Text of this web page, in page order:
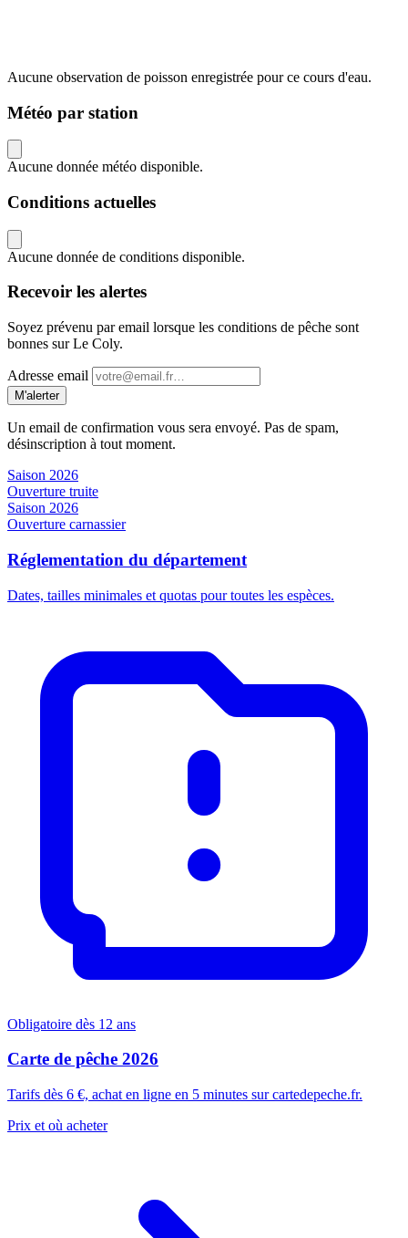
Aucune observation de poisson enregistrée pour ce cours d'eau.
Météo par station
Aucune donnée météo disponible.
Conditions actuelles
Aucune donnée de conditions disponible.
Recevoir les alertes
Soyez prévenu par email lorsque les conditions de pêche sont
bonnes sur Le Coly.
Adresse email
M'alerter
Un email de confirmation vous sera envoyé. Pas de spam,
désinscription à tout moment.
Saison 2026
Ouverture truite
Saison 2026
Ouverture carnassier
Réglementation du département
Dates, tailles minimales et quotas pour toutes les espèces.
Obligatoire dès 12 ans
Carte de pêche 2026
Tarifs dès 6 €, achat en ligne en 5 minutes sur cartedepeche.fr.
Prix et où acheter